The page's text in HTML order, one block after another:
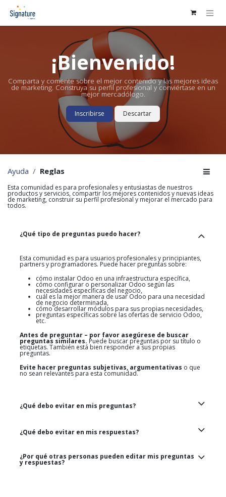
Ir al contenido
¡Bienvenido!
Comparta y comente sobre el mejor contenido y las mejores ideas
de marketing. Construya su perfil profesional y conviértase en un
mejor mercadólogo.
Inscribirse Descartar
Ayuda Reglas
Esta comunidad es para profesionales y entusiastas de nuestros
productos y servicios, compartir los mejores contenidos y nuevas ideas
de marketing, construir su perfil profesional y mejorar el mercado para
todos.
¿Qué tipo de preguntas puedo hacer?
Esta comunidad es para usuarios profesionales y principiantes,
partners y programadores. Puede hacer preguntas sobre:
cómo instalar Odoo en una infraestructura específica,
cómo configurar o personalizar Odoo según las
necesidades específicas del negocio,
cuál es la mejor manera de usar Odoo para una necesidad
de negocio determinada,
cómo desarrollar módulos para sus propias necesidades,
preguntas específicas sobre las ofertas de servicio Odoo,
etc.
Antes de preguntar – por favor asegúrese de buscar
preguntas similares. Puede buscar preguntas por su título o
etiquetas. También está bien responder a sus propias
preguntas.
Evite hacer preguntas subjetivas, argumentativas o que
no sean relevantes para esta comunidad.
¿Qué debo evitar en mis preguntas?
¿Qué debo evitar en mis respuestas?
¿Por qué otras personas pueden editar mis preguntas
y respuestas?